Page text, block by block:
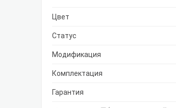
Цвет
Статус
Модификация
Комплектация
Гарантия